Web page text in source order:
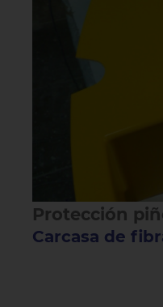
Protección
Carcasa de